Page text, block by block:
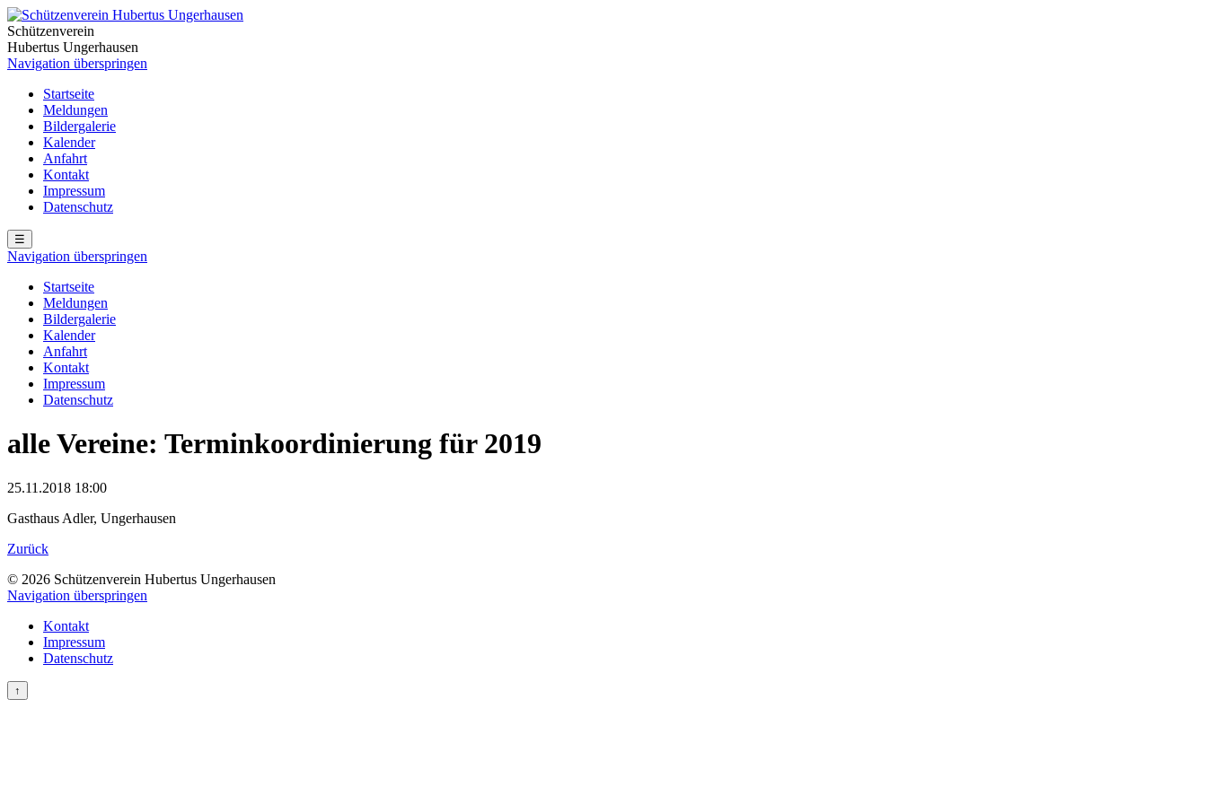
Schützenverein
Hubertus Ungerhausen
Navigation überspringen
Startseite
Meldungen
Bildergalerie
Kalender
Anfahrt
Kontakt
Impressum
Datenschutz
☰
Navigation überspringen
Startseite
Meldungen
Bildergalerie
Kalender
Anfahrt
Kontakt
Impressum
Datenschutz
alle Vereine: Terminkoordinierung für 2019
25.11.2018 18:00
Gasthaus Adler, Ungerhausen
Zurück
© 2026 Schützenverein Hubertus Ungerhausen
Navigation überspringen
Kontakt
Impressum
Datenschutz
↑